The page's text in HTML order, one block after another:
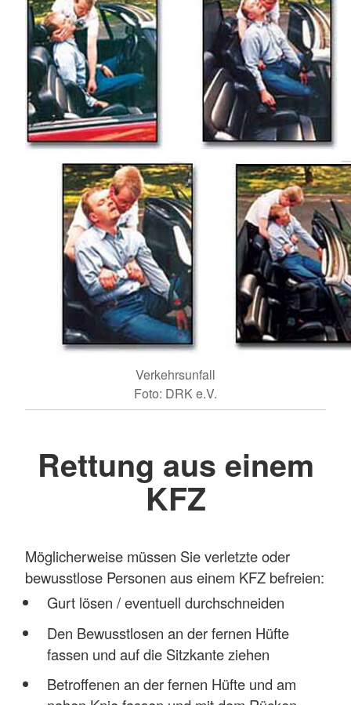
Verkehrsunfall
Foto: DRK e.V.
Rettung aus einem
KFZ
Möglicherweise müssen Sie verletzte oder
bewusstlose Personen aus einem KFZ befreien:
Gurt lösen / eventuell durchschneiden
Den Bewusstlosen an der fernen Hüfte
fassen und auf die Sitzkante ziehen
Betroffenen an der fernen Hüfte und am